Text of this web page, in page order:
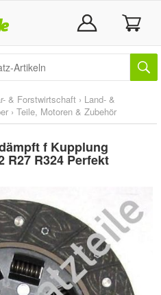
& Forstwirtschaft › Land- &
› Teile, Motoren & Zubehör
f Kupplung
R27 R324 Perfekt